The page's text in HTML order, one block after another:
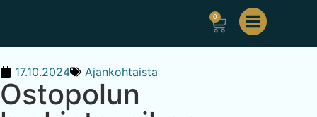
0
17.10.2024 Ajankohtaista
Ostopolun